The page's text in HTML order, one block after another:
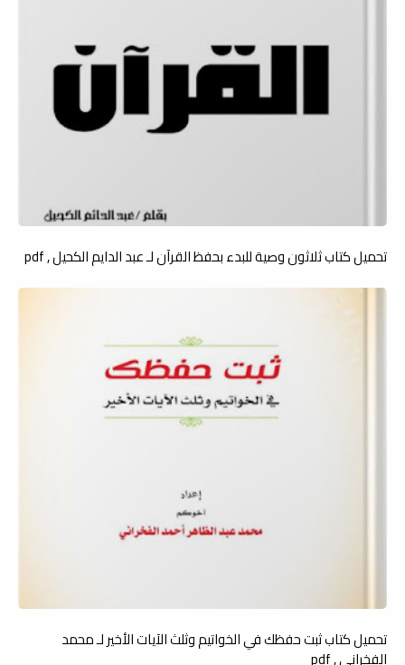
تحميل كتاب ثلاثون وصية للبدء بحفظ القرآن لـ عبد الدايم الكحيل , pdf
تحميل كتاب ثبت حفظك في الخواتيم وثلث الآيات الأخير لـ محمد
الفخراني , pdf